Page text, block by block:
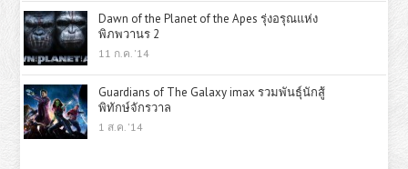
Dawn of the Planet of the Apes รุ่งอรุณแห่ง
พิภพวานร 2
11 ก.ค. '14
Guardians of The Galaxy imax รวมพันธุ์นักสู้
พิทักษ์จักรวาล
1 ส.ค. '14